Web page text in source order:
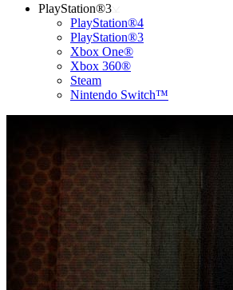
PlayStation®3
PlayStation®4
PlayStation®3
Xbox One®
Xbox 360®
Steam
Nintendo Switch™